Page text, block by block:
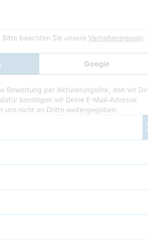
Bitte beachten Sie unsere Verhaltensregeln.
Google
Anmeldung
Bewertung per Aktivierungslink, den wir Dir
benötigen wir Deine E-Mail-Adresse.
uns nicht an Dritte weitergegeben.